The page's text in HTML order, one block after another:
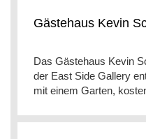
Gästehaus Kevin
Das Gästehaus Kevin
der East Side Gallery
mit einem Garten,